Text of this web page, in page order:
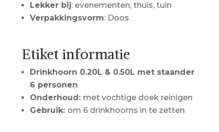
Lekker bij: evenementen, thuis, tuin
Verpakkingsvorm: Doos
Etiket informatie
Drinkhoorn 0.20L & 0.50L met staander
6 personen
Onderhoud: met vochtige doek reinigen
Gebruik: om 6 drinkhoorns in te zetten